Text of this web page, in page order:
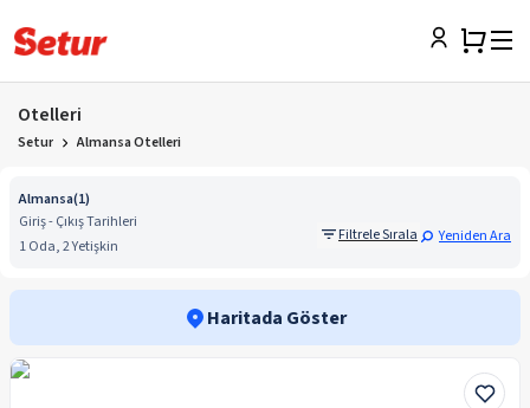
Otelleri
Setur Almansa Otelleri
Almansa(1)
Giriş - Çıkış Tarihleri
1 Oda, 2 Yetişkin
Filtrele Sırala Yeniden Ara
Haritada Göster